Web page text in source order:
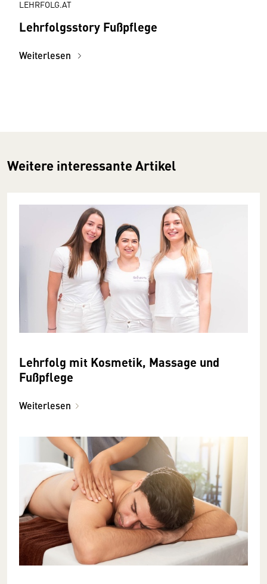
LEHRFOLG.AT
Lehrfolgsstory Fußpflege
Weiterlesen
Weitere interessante Artikel
Lehrfolg mit Kosmetik, Massage und
Fußpflege
Weiterlesen